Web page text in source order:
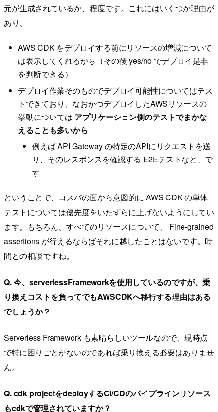
元が生成されているか、程度です。これにはいくつか理由が
あり、
AWS CDK をデプロイする前にリソースの増減について
は表示してくれるから（その後 yes/no でデプロイ是非
を判断できる）
デプロイ作業そのものでデプロイ可能性についてはテス
トできており、なおかつデプロイしたAWSリソースの
挙動については アプリケーション側のテストでまかな
えることも多いから
例えば API Gateway の特定のAPIにリクエストを送
り、そのレスポンスを確認する E2Eテストなど、で
す
ということで、コスパの面から意図的に AWS CDK の単体
テストについては優先度をいたずらに上げないようにしてい
ます。もちろん、すべてのリソースについて、 Fine-grained
assertions が行えるならばそれに越したことはないです。時
間との相談ですね。
Q. 今、serverlessFrameworkを使用しているのですが、乗
り換えコストを負ってでもAWSCDKへ移行する理由はある
でしょうか？
Serverless Framework も素晴らしいツールなので、現時点
で特に困りごとがないのであれば乗り換える必要はありませ
ん。
Q. cdk projectをdeployするCI/CDのパイプラインリソース
もcdkで管理されていますか？